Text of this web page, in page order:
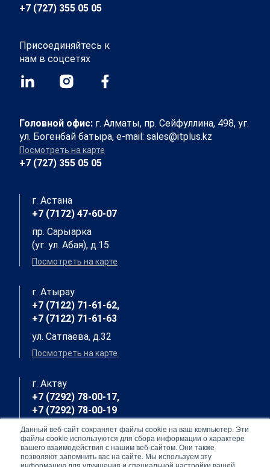
Данный веб-сайт сохраняет файлы cookie на ваш компьютер. Эти
файлы cookie используются для сбора информации о характере
вашего взаимодействия с нашим веб-сайтом. Они также
позволяют запомнить вас на сайте. Мы используем эту
информацию для улучшения и специальной настройки вашей
+7 (727) 355 05 05
Присоединяйтесь к
нам в соцсетях
Головной офис: г. Алматы, пр. Сейфуллина, 498, уг.
ул. Богенбай батыра, e-mail: sales@itplus.kz
Посмотреть на карте
+7 (727) 355 05 05
г. Астана
+7 (7172) 47-60-07
пр. Сарыарка
(уг. ул. Абая), д.15
Посмотреть на карте
г. Атырау
+7 (7122) 71-61-62,
+7 (7122) 71-61-63
ул. Сатпаева, д.32
Посмотреть на карте
г. Актау
+7 (7292) 78-00-17,
+7 (7292) 78-00-19
7 мкр., д. 23, кв.7
Посмотреть на карте